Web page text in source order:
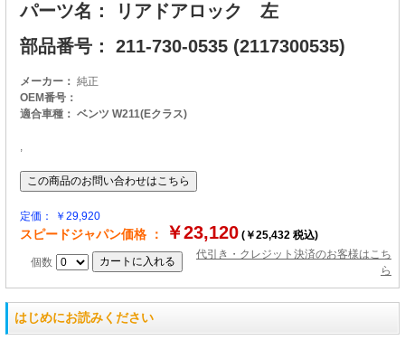
パーツ名： リアドアロック 左
部品番号： 211-730-0535 (2117300535)
メーカー： 純正
OEM番号：
適合車種： ベンツ W211(Eクラス)
,
定価： ￥29,920
スピードジャパン価格 ： ￥23,120 (￥25,432 税込)
個数
代引き・クレジット決済のお客様はこち
ら
はじめにお読みください